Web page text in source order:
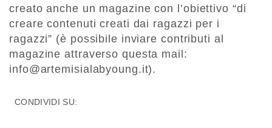
creato anche un magazine con l’obiettivo “di
creare contenuti creati dai ragazzi per i
ragazzi” (è possibile inviare contributi al
magazine attraverso questa mail:
info@artemisialabyoung.it).
CONDIVIDI SU: